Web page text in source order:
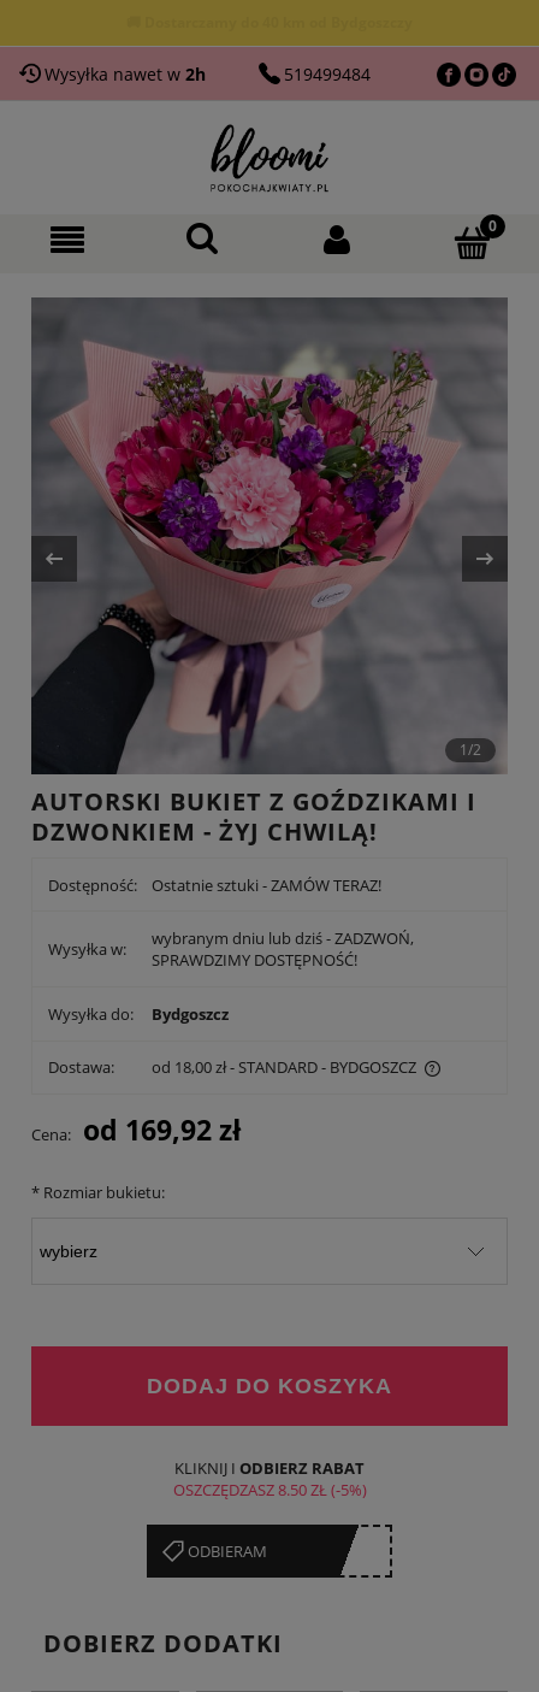
Wysyłka nawet w 2h 519499484
1/2
AUTORSKI BUKIET Z GOŹDZIKAMI I
DZWONKIEM - ŻYJ CHWILĄ!
Dostępność: Ostatnie sztuki - ZAMÓW TERAZ!
Wysyłka w:
wybranym dniu lub dziś - ZADZWOŃ,
SPRAWDZIMY DOSTĘPNOŚĆ!
Wysyłka do: Bydgoszcz
Dostawa: od 18,00 zł- STANDARD - BYDGOSZCZ
Cena:
od 169,92 zł
* Rozmiar bukietu:
DODAJ DO KOSZYKA
KLIKNIJ I ODBIERZ RABAT
OSZCZĘDZASZ8.50 ZŁ(-5%)
ODBIERAM
******XX
DOBIERZ DODATKI